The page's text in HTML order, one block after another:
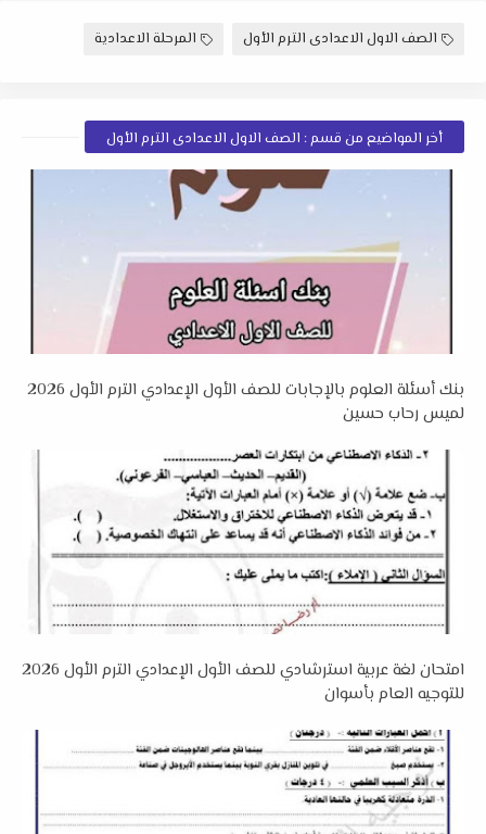
الصف الاول الاعدادى الترم الأول المرحلة الاعدادية
أخر المواضيع من قسم : الصف الاول الاعدادى الترم الأول
بنك أسئلة العلوم بالإجابات للصف الأول الإعدادي الترم الأول 2026
لميس رحاب حسين
امتحان لغة عربية استرشادي للصف الأول الإعدادي الترم الأول 2026
للتوجيه العام بأسوان